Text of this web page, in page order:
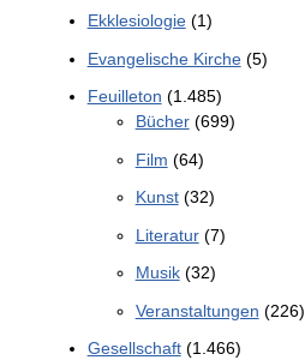
Ekklesiologie(1)
Evangelische Kirche(5)
Feuilleton (1.485)
Bücher(699)
Film (64)
Kunst(32)
Literatur(7)
Musik(32)
Veranstaltungen (226)
Gesellschaft(1.466)